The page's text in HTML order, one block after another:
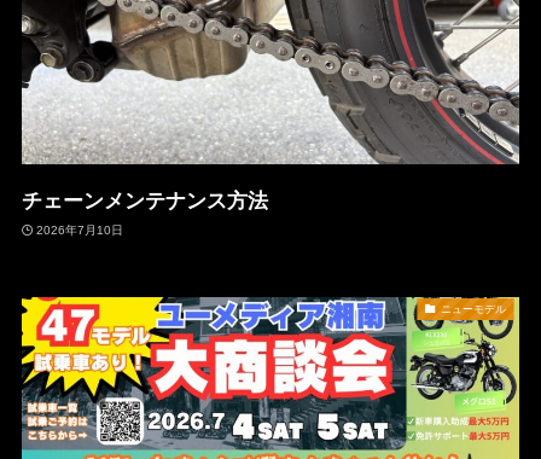
チェーンメンテナンス方法
2026年7月10日
ニューモデル